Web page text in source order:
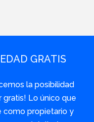
GRATIS
la posibilidad
gratis! Lo único que
como propietario y